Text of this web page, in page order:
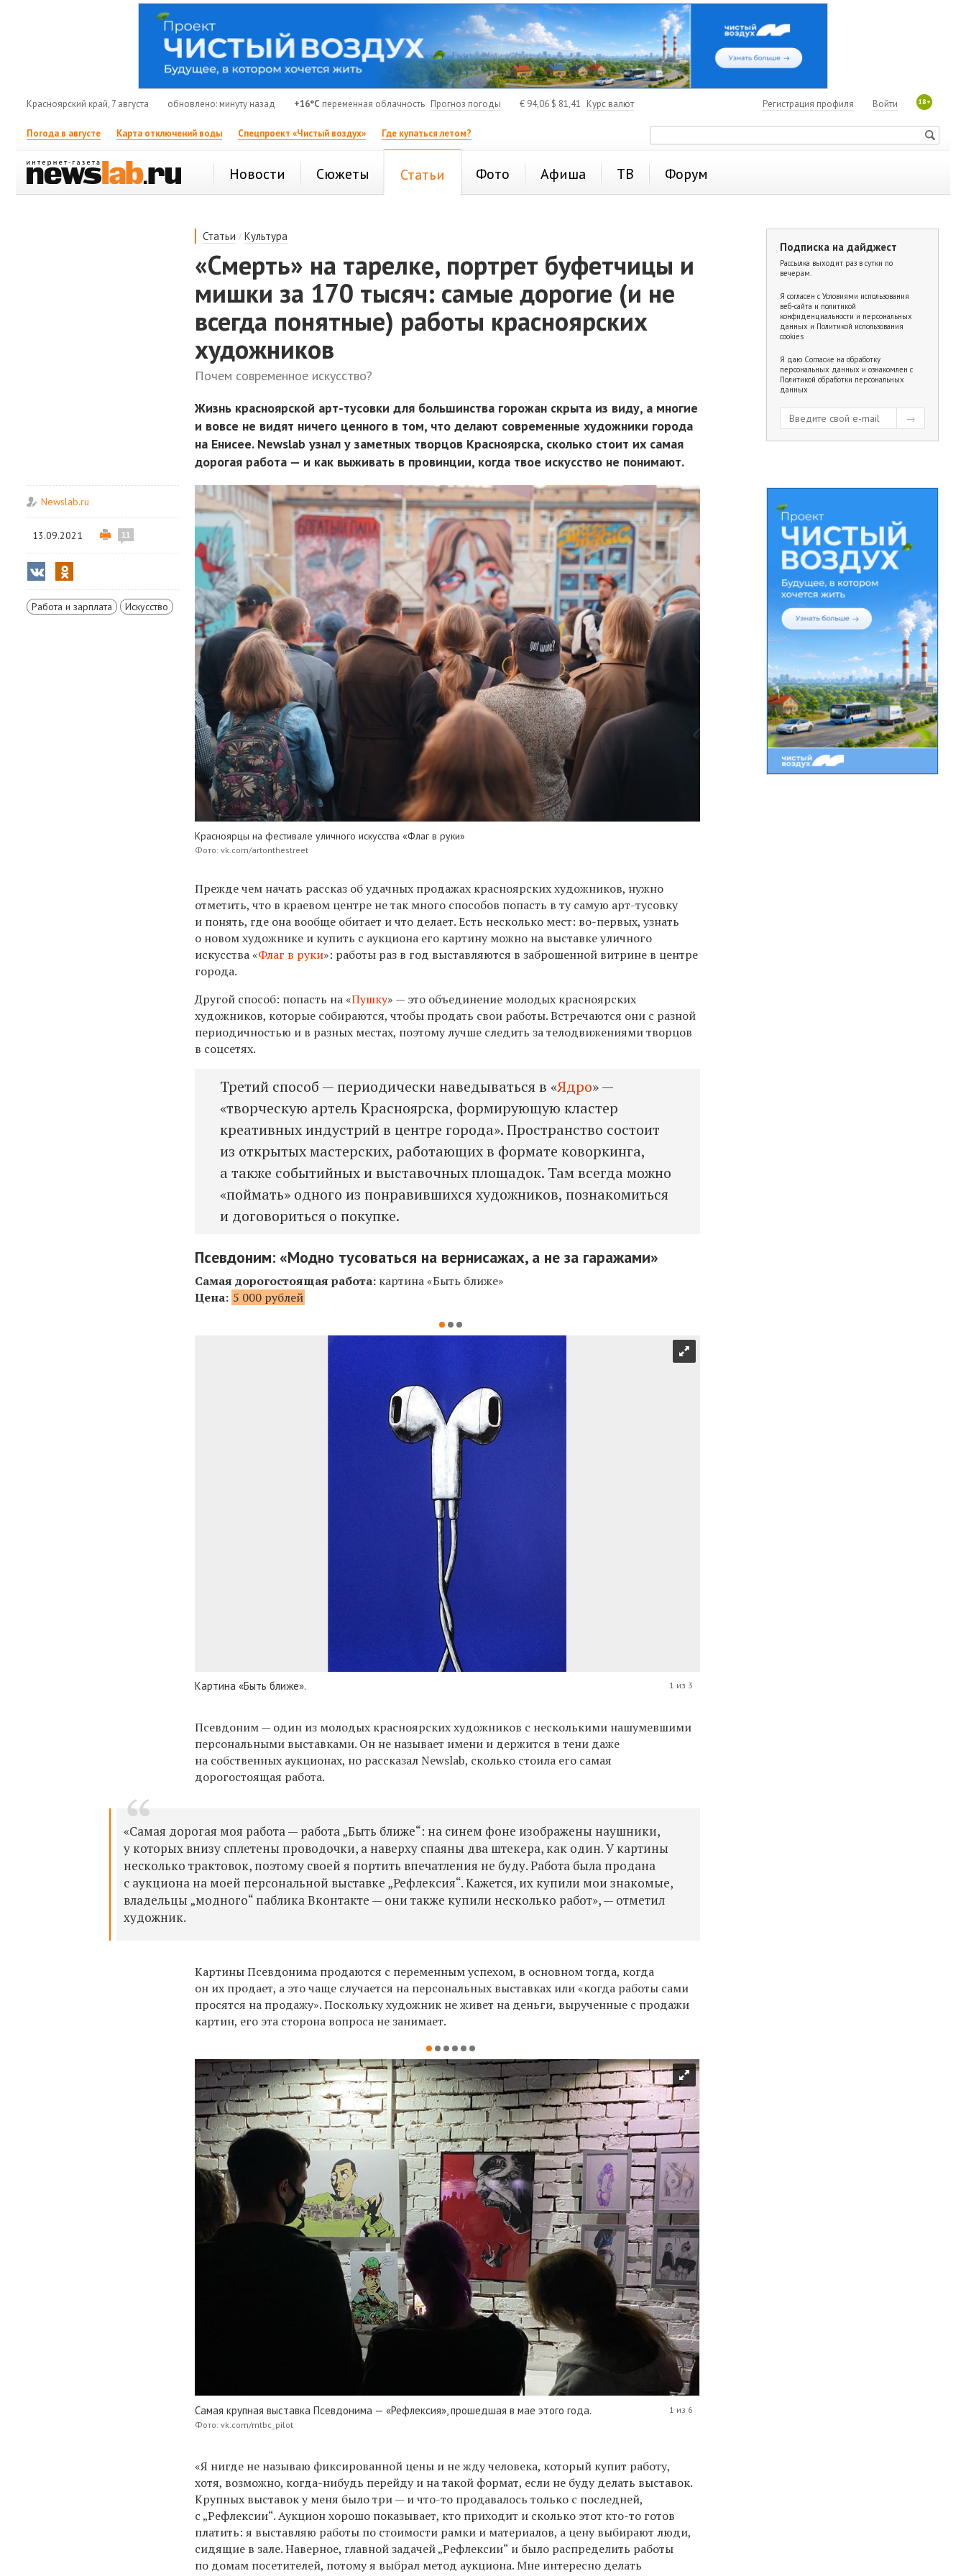
Красноярский край, 7 августа обновлено: минуту назад +16°C переменная облачность Прогноз погоды € 94,06 $ 81,41 Курс валют 18+
Войти
Регистрация профиля
Погода в августе Карта отключений воды Спецпроект «Чистый воздух» Где купаться летом?
Новости Сюжеты Статьи Фото Афиша ТВ Форум
Статьи /Культура
«Смерть» на тарелке, портрет буфетчицы и
мишки за 170 тысяч: самые дорогие (и не
всегда понятные) работы красноярских
художников
Почем современное искусство?
Жизнь красноярской арт-тусовки для большинства горожан скрыта из виду, а многие
и вовсе не видят ничего ценного в том, что делают современные художники города
на Енисее. Newslab узнал у заметных творцов Красноярска, сколько стоит их самая
дорогая работа — и как выживать в провинции, когда твое искусство не понимают.
Newslab.ru
13.09.2021 11
Работа и зарплата Искусство
Красноярцы на фестивале уличного искусства «Флаг в руки»
Фото: vk.com/artonthestreet
Прежде чем начать рассказ об удачных продажах красноярских художников, нужно
отметить, что в краевом центре не так много способов попасть в ту самую арт-тусовку
и понять, где она вообще обитает и что делает. Есть несколько мест: во-первых, узнать
о новом художнике и купить с аукциона его картину можно на выставке уличного
искусства «Флаг в руки»: работы раз в год выставляются в заброшенной витрине в центре
города.
Другой способ: попасть на «Пушку» — это объединение молодых красноярских
художников, которые собираются, чтобы продать свои работы. Встречаются они с разной
периодичностью и в разных местах, поэтому лучше следить за телодвижениями творцов
в соцсетях.
Третий способ — периодически наведываться в «Ядро» —
«творческую артель Красноярска, формирующую кластер
креативных индустрий в центре города». Пространство состоит
из открытых мастерских, работающих в формате коворкинга,
а также событийных и выставочных площадок. Там всегда можно
«поймать» одного из понравившихся художников, познакомиться
и договориться о покупке.
Псевдоним: «Модно тусоваться на вернисажах, а не за гаражами»
Самая дорогостоящая работа: картина «Быть ближе»
Цена: 5 000 рублей
Картина «Быть ближе». 1 из 3
Псевдоним — один из молодых красноярских художников с несколькими нашумевшими
персональными выставками. Он не называет имени и держится в тени даже
на собственных аукционах, но рассказал Newslab, сколько стоила его самая
дорогостоящая работа.
«Самая дорогая моя работа — работа„Быть ближе“: на синем фоне изображены наушники,
у которых внизу сплетены проводочки, а наверху спаяны два штекера, как один. У картины
несколько трактовок, поэтому своей я портить впечатления не буду.Работа была продана
с аукциона на моей персональной выставке „Рефлексия“. Кажется, их купили мои знакомые,
владельцы „модного“ паблика Вконтакте — они также купили несколько работ», — отметил
художник.
Картины Псевдонима продаются с переменным успехом, в основном тогда, когда
он их продает, а это чаще случается на персональных выставках или «когда работы сами
просятся на продажу». Поскольку художник не живет на деньги, вырученные с продажи
картин, его эта сторона вопроса не занимает.
Самая крупная выставка Псевдонима — «Рефлексия», прошедшая в мае этого года.
Фото: vk.com/mtbc_pilot
1 из 6
«Я нигде не называю фиксированной цены и не жду человека, который купит работу,
хотя, возможно, когда-нибудь перейду и на такой формат, если не буду делать выставок.
Крупных выставок у меня было три — и что-то продавалось только с последней,
с „Рефлексии“. Аукцион хорошо показывает, кто приходит и сколько этот кто-то готов
платить: я выставляю работы по стоимости рамки и материалов, а цену выбирают люди,
сидящие в зале. Наверное, главной задачей „Рефлексии“ и было распределить работы
по домам посетителей, потому я выбрал метод аукциона.Мне интересно делать
Подписка на дайджест
Рассылка выходит раз в сутки по
вечерам.
Я согласен с Условиями использования
веб-сайта и политикой
конфиденциальности и персональных
данных и Политикой использования
cookies
Я даю Согласие на обработку
персональных данных и ознакомлен с
Политикой обработки персональных
данных